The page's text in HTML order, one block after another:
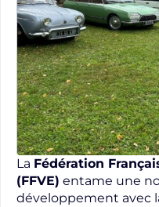
La Fédération
(FFVE) entame une
développement avec